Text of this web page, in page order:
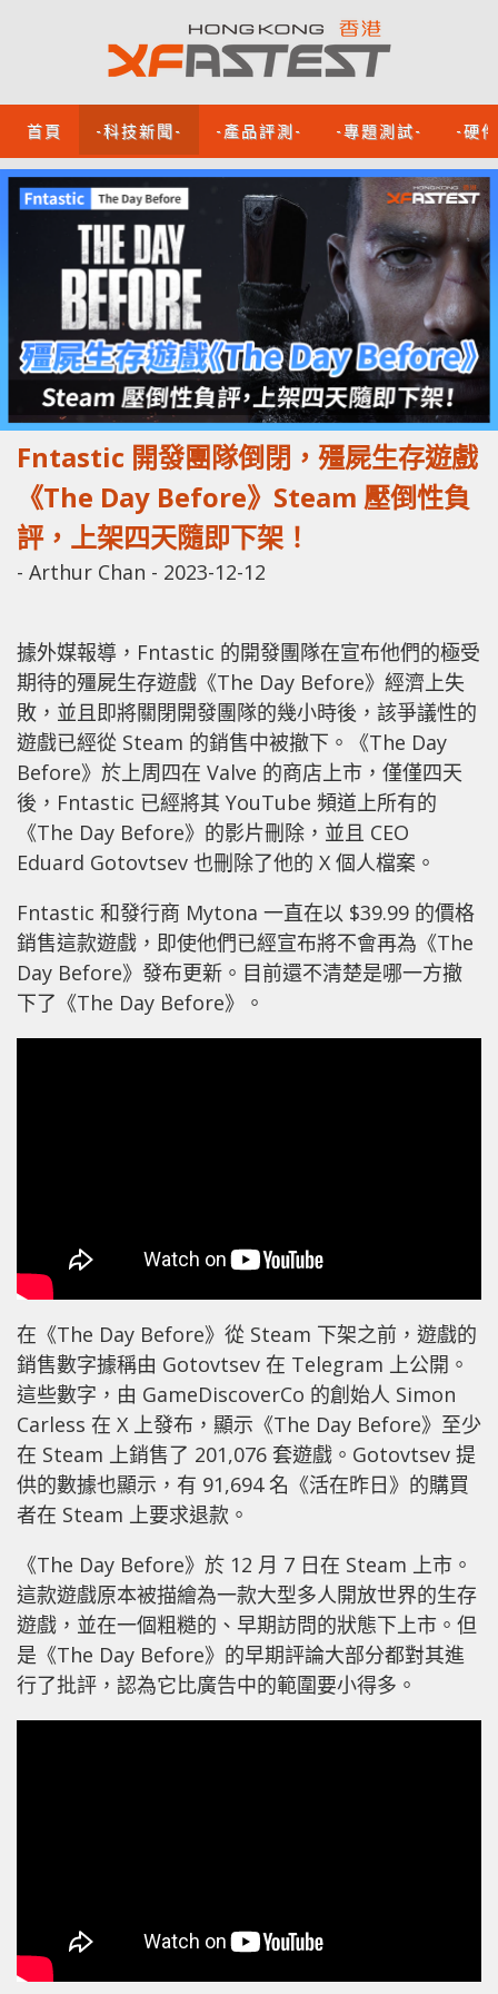
首頁 -科技新聞- -產品評測- -專題測試- -硬
Fntastic 開發團隊倒閉，殭屍生存遊戲
《The Day Before》Steam 壓倒性負
評，上架四天隨即下架！
- Arthur Chan - 2023-12-12
據外媒報導，Fntastic 的開發團隊在宣布他們的極受
期待的殭屍生存遊戲《The Day Before》經濟上失
敗，並且即將關閉開發團隊的幾小時後，該爭議性的
遊戲已經從 Steam 的銷售中被撤下。《The Day
Before》於上周四在 Valve 的商店上市，僅僅四天
後，Fntastic 已經將其 YouTube 頻道上所有的
《The Day Before》的影片刪除，並且 CEO
Eduard Gotovtsev 也刪除了他的 X 個人檔案。
Fntastic 和發行商 Mytona 一直在以 $39.99 的價格
銷售這款遊戲，即使他們已經宣布將不會再為《The
Day Before》發布更新。目前還不清楚是哪一方撤
下了《The Day Before》。
在《The Day Before》從 Steam 下架之前，遊戲的
銷售數字據稱由 Gotovtsev 在 Telegram 上公開。
這些數字，由 GameDiscoverCo 的創始人 Simon
Carless 在 X 上發布，顯示《The Day Before》至少
在 Steam 上銷售了 201,076 套遊戲。Gotovtsev 提
供的數據也顯示，有 91,694 名《活在昨日》的購買
者在 Steam 上要求退款。
《The Day Before》於 12 月 7 日在 Steam 上市。
這款遊戲原本被描繪為一款大型多人開放世界的生存
遊戲，並在一個粗糙的、早期訪問的狀態下上市。但
是《The Day Before》的早期評論大部分都對其進
行了批評，認為它比廣告中的範圍要小得多。